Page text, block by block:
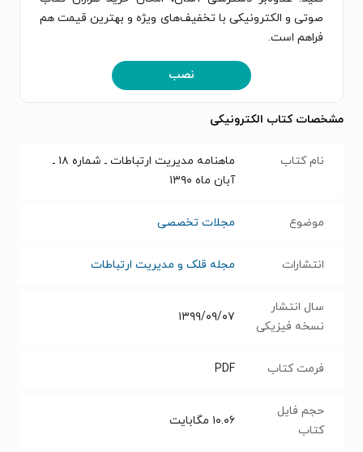
صوتی و الکترونیکی با تخفیف‌های ویژه و بهترین قیمت هم
فراهم است.
نصب
مشخصات کتاب الکترونیکی
نام کتاب
ماهنامه مدیریت ارتباطات ـ شماره ۱۸ ـ
آبان ماه ۱۳۹۰
موضوع مجلات تخصصی
انتشارات مجله قلک و مدیریت ارتباطات
سال انتشار
نسخه فیزیکی
۱۳۹۹/۰۹/۰۷
فرمت کتاب PDF
حجم فایل
کتاب
۱۰.۰۶ مگابایت